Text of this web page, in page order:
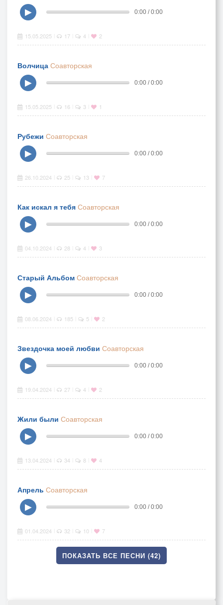
▶
0:00 / 0:00
15.05.2025 17 4 2
Волчица Соавторская
▶
0:00 / 0:00
15.05.2025 16 3 1
Рубежи Соавторская
▶
0:00 / 0:00
26.10.2024 25 13 7
Как искал я тебя Соавторская
▶
0:00 / 0:00
04.10.2024 28 4 3
Старый Альбом Соавторская
▶
0:00 / 0:00
08.06.2024 185 5 2
Звездочка моей любви Соавторская
▶
0:00 / 0:00
19.04.2024 27 4 2
Жили были Соавторская
▶
0:00 / 0:00
13.04.2024 34 8 4
Апрель Соавторская
▶
0:00 / 0:00
01.04.2024 32 10 7
ПОКАЗАТЬ ВСЕ ПЕСНИ (42)